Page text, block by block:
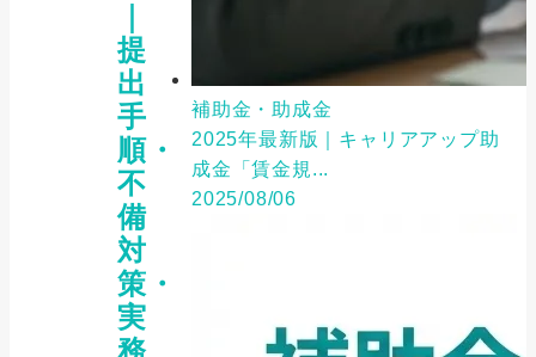
提
出
手
順・
不
備
対
策・
実
務
補助金・助成金
2025年最新版｜キャリアアップ助
成金「賃金規...
2025/08/06